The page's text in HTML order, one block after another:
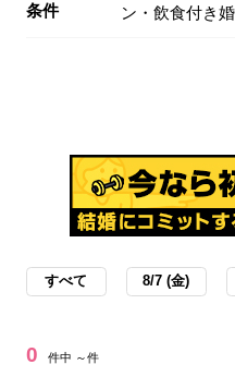
条件
ン・飲食付き
すべて 8/7 (金)
0 件中 ～件